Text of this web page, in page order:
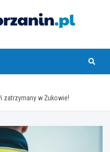
zatrzymany w Żukowie!